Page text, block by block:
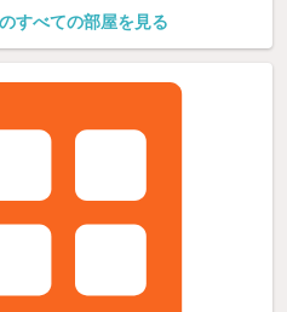
すべての部屋を見る